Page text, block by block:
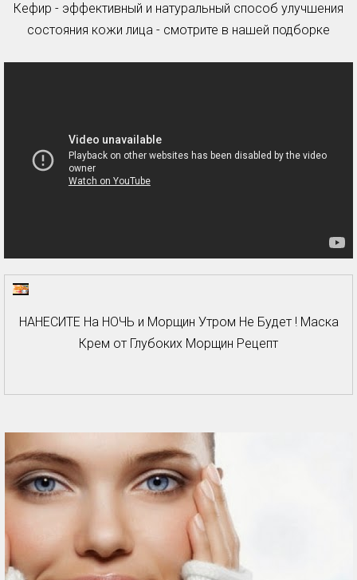
Кефир - эффективный и натуральный способ улучшения
состояния кожи лица - смотрите в нашей подборке
НАНЕСИТЕ На НОЧЬ и Морщин Утром Не Будет ! Маска
Крем от Глубоких Морщин Рецепт